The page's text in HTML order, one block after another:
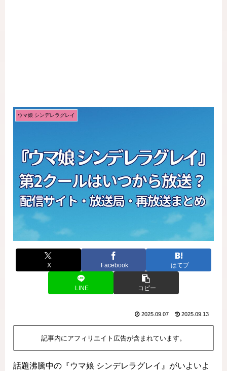
ウマ娘 シンデレラグレイ
X Facebook はてブ
LINE コピー
2025.09.07 2025.09.13
記事内にアフィリエイト広告が含まれています。
話題沸騰中の『ウマ娘 シンデレラグレイ』がいよいよ